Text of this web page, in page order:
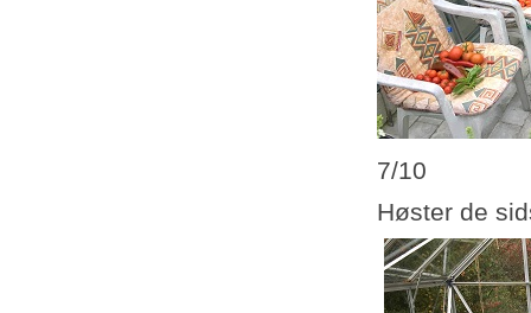
7/10
Høster de